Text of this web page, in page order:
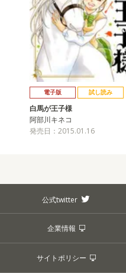
電子版 試し読み
白馬が王子様
阿部川キネコ
発売日：2015.01.16
公式twitter
企業情報
サイトポリシー